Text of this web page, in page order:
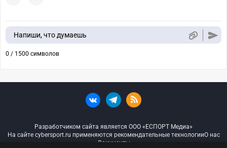
Напиши, что думаешь
0 / 1500 символов
Разработчиком сайта является ООО «ЕСПОРТ Медиа»
На сайте cybersport.ru применяются рекомендательные технологииО нас
Документы